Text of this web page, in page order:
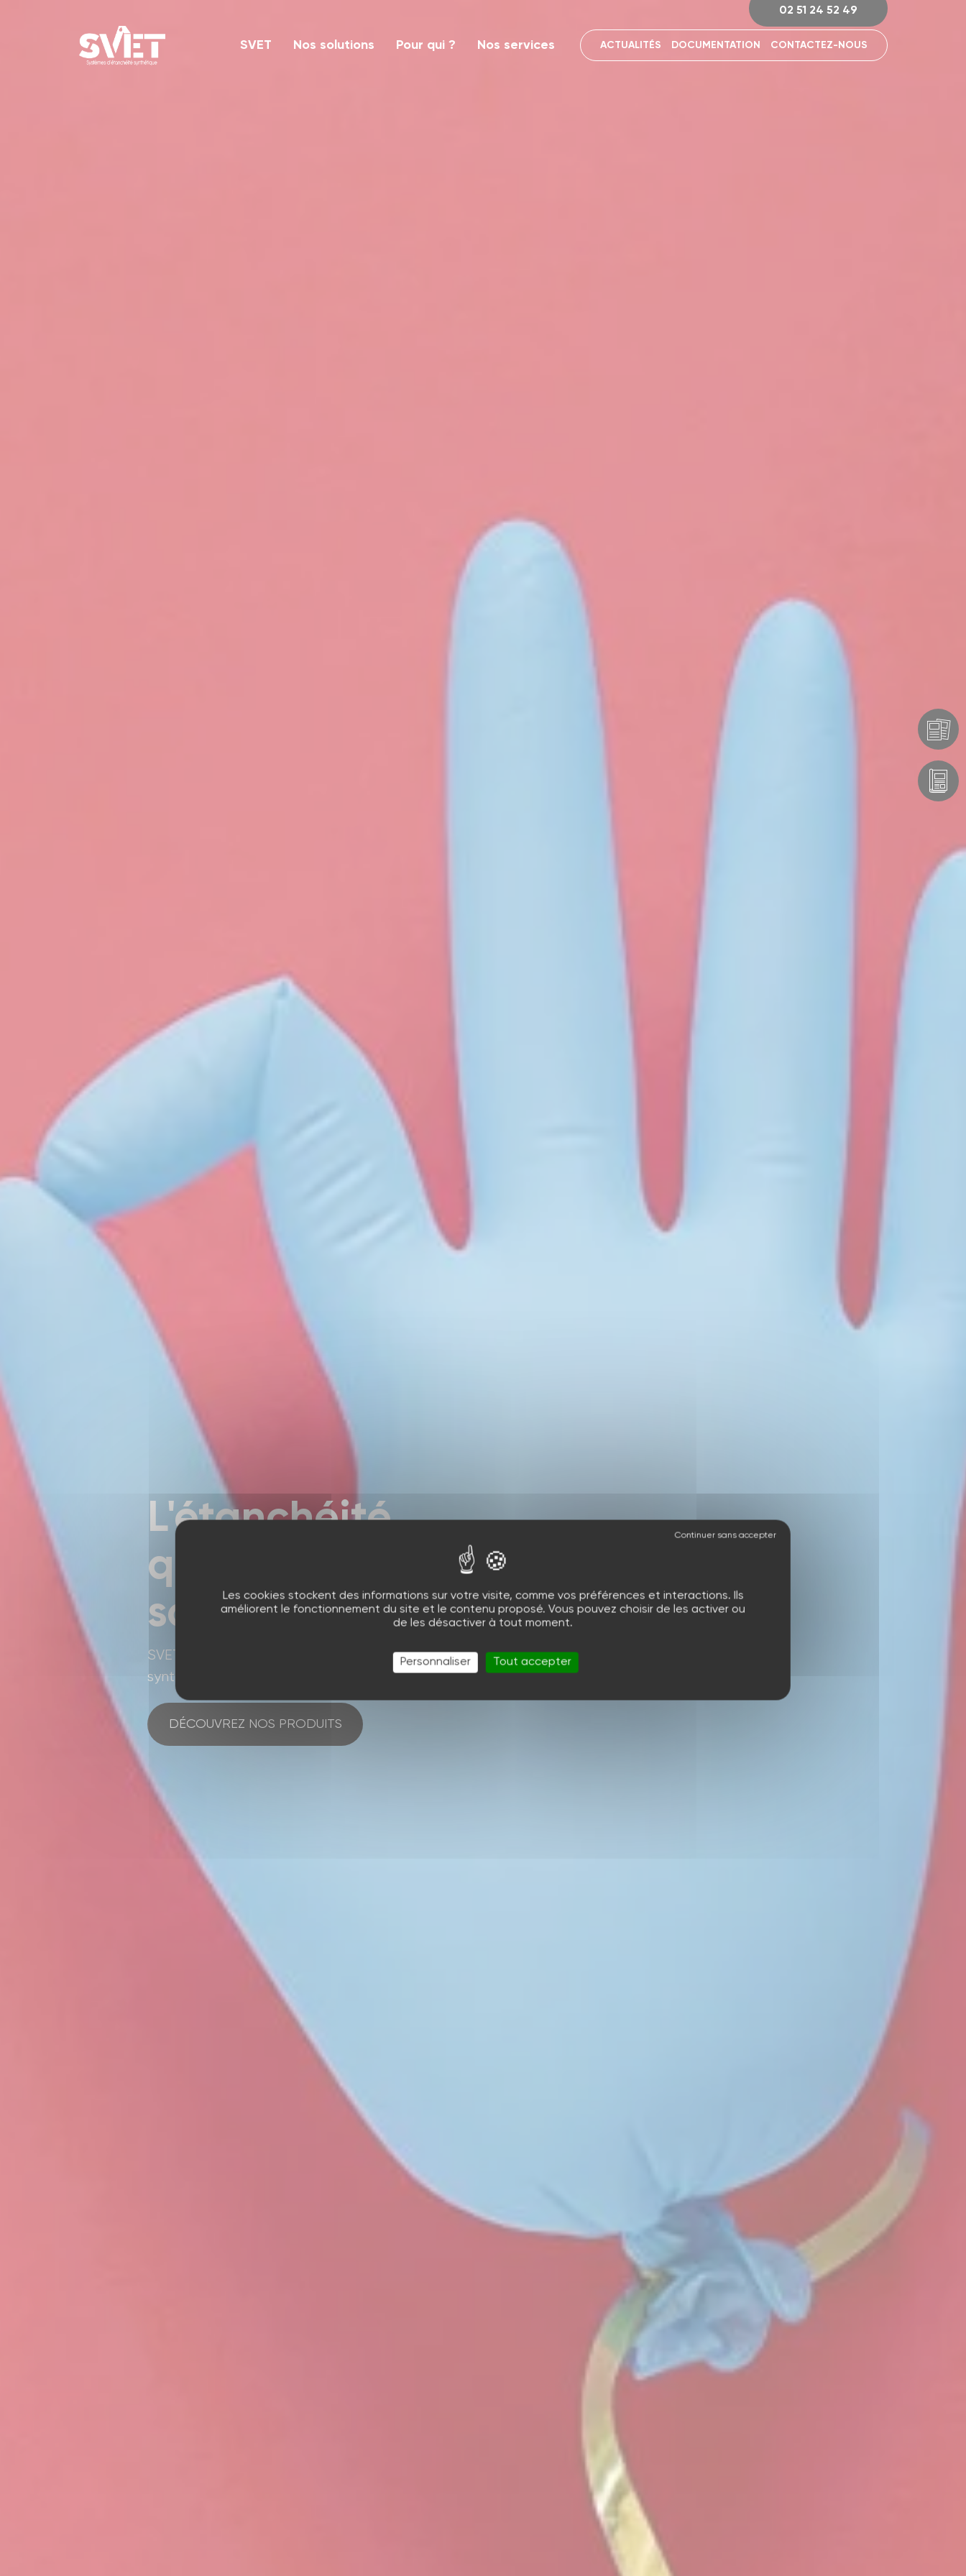
SVET Nos solutions Pour qui ? Nos services ACTUALITÉS DOCUMENTATION CONTACTEZ-NOUS
02 51 24 52 49
L'étanchéité
qui sait prendre
soin de vous
SVET est spécialiste des membranes
synthétiques et de l'étanchéité liquide.
DÉCOUVREZ NOS PRODUITS
Les cookies stockent des informations sur votre visite, comme vos préférences et interactions. Ils
améliorent le fonctionnement du site et le contenu proposé. Vous pouvez choisir de les activer ou
de les désactiver à tout moment.
Tout accepter
Personnaliser